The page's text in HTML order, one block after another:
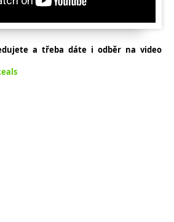
a třeba dáte i odběr na video